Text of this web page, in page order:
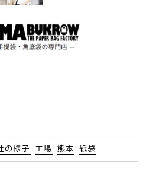
の様子 工場 熊本 紙袋